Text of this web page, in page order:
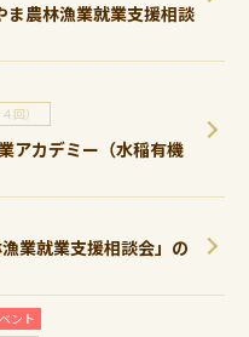
ま農林漁業就業支援相談
回）
アカデミー（水稲有機
業就業支援相談会」の
ント